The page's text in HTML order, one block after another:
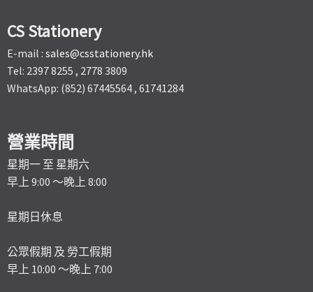
CS Stationery
E-mail : sales@csstationery.hk
Tel: 2397 8255 , 2778 3809
WhatsApp: (852) 67445564 , 61741284
營業時間
星期一 至 星期六
早上 9:00 ～晚上 8:00
星期日休息
公眾假期 及 勞工假期
早上 10:00 ～晚上 7:00